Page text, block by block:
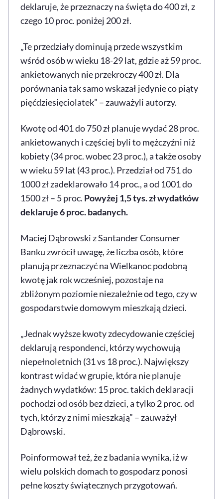
deklaruje, że przeznaczy na święta do 400 zł, z
czego 10 proc. poniżej 200 zł.
„Te przedziały dominują przede wszystkim
wśród osób w wieku 18-29 lat, gdzie aż 59 proc.
ankietowanych nie przekroczy 400 zł. Dla
porównania tak samo wskazał jedynie co piąty
pięćdziesięciolatek” – zauważyli autorzy.
Kwotę od 401 do 750 zł planuje wydać 28 proc.
ankietowanych i częściej byli to mężczyźni niż
kobiety (34 proc. wobec 23 proc.), a także osoby
w wieku 59 lat (43 proc.). Przedział od 751 do
1000 zł zadeklarowało 14 proc., a od 1001 do
1500 zł – 5 proc. Powyżej 1,5 tys. zł wydatków
deklaruje 6 proc. badanych.
Maciej Dąbrowski z Santander Consumer
Banku zwrócił uwagę, że liczba osób, które
planują przeznaczyć na Wielkanoc podobną
kwotę jak rok wcześniej, pozostaje na
zbliżonym poziomie niezależnie od tego, czy w
gospodarstwie domowym mieszkają dzieci.
„Jednak wyższe kwoty zdecydowanie częściej
deklarują respondenci, którzy wychowują
niepełnoletnich (31 vs 18 proc.). Największy
kontrast widać w grupie, która nie planuje
żadnych wydatków: 15 proc. takich deklaracji
pochodzi od osób bez dzieci, a tylko 2 proc. od
tych, którzy z nimi mieszkają” – zauważył
Dąbrowski.
Poinformował też, że z badania wynika, iż w
wielu polskich domach to gospodarz ponosi
pełne koszty świątecznych przygotowań.